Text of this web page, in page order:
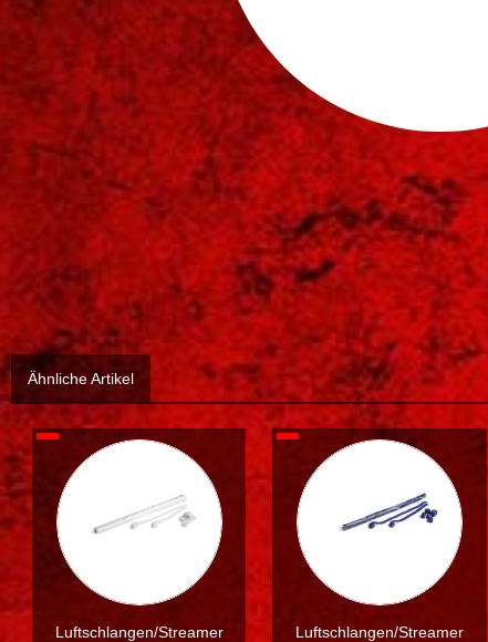
Ähnliche Artikel
Luftschlangen/Streamer
Luftschlangen/Streamer